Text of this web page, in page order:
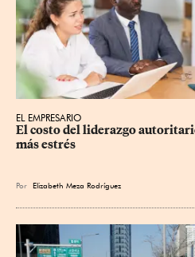
EL EMPRESARIO
El costo del liderazgo
más estrés
Por Elizabeth Meza Rodríguez